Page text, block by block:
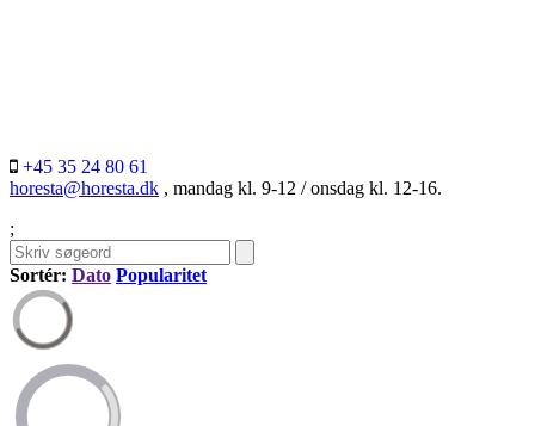
+45 35 24 80 61
horesta@horesta.dk , mandag kl. 9-12 / onsdag kl. 12-16.
;
Sortér: Dato Popularitet